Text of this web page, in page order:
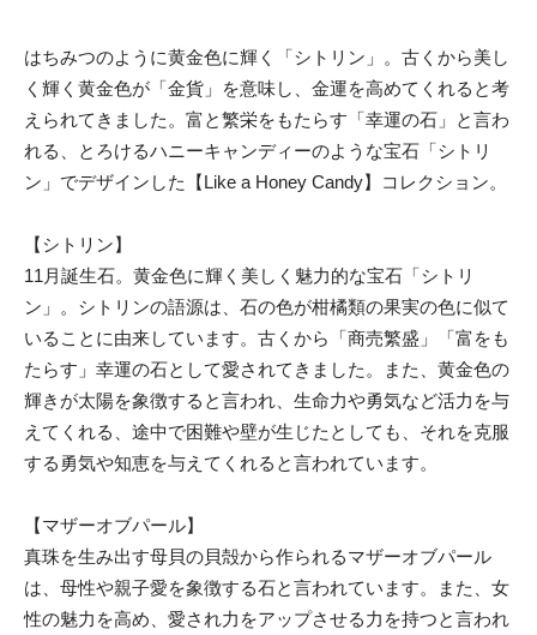
はちみつのように黄金色に輝く「シトリン」。古くから美し
く輝く黄金色が「金貨」を意味し、金運を高めてくれると考
えられてきました。富と繁栄をもたらす「幸運の石」と言わ
れる、とろけるハニーキャンディーのような宝石「シトリ
ン」でデザインした【Like a Honey Candy】コレクション。
【シトリン】
11月誕生石。黄金色に輝く美しく魅力的な宝石「シトリ
ン」。シトリンの語源は、石の色が柑橘類の果実の色に似て
いることに由来しています。古くから「商売繁盛」「富をも
たらす」幸運の石として愛されてきました。また、黄金色の
輝きが太陽を象徴すると言われ、生命力や勇気など活力を与
えてくれる、途中で困難や壁が生じたとしても、それを克服
する勇気や知恵を与えてくれると言われています。
【マザーオブパール】
真珠を生み出す母貝の貝殻から作られるマザーオブパール
は、母性や親子愛を象徴する石と言われています。また、女
性の魅力を高め、愛され力をアップさせる力を持つと言われ